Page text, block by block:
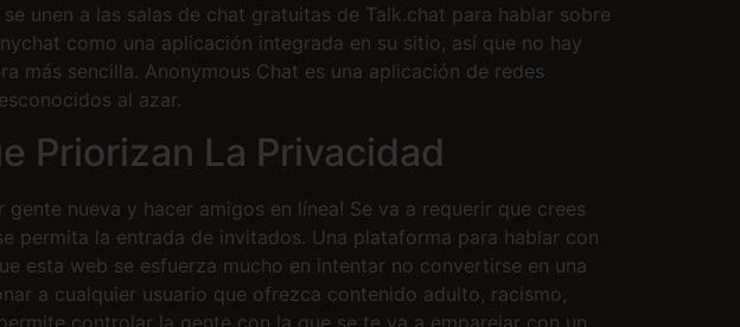
unen a las salas de chat gratuitas de Talk.chat para hablar sobre
como una aplicación integrada en su sitio, así que no hay
más sencilla. Anonymous Chat es una aplicación de redes
al azar.
Priorizan La Privacidad
nueva y hacer amigos en línea! Se va a requerir que crees
permita la entrada de invitados. Una plataforma para hablar con
esta web se esfuerza mucho en intentar no convertirse en una
a cualquier usuario que ofrezca contenido adulto, racismo,